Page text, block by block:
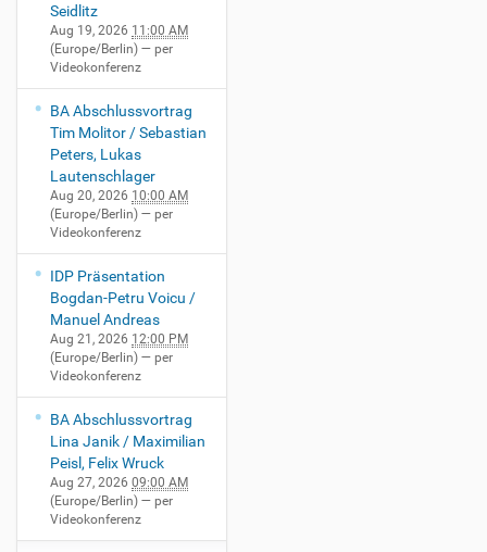
Seidlitz
Aug 19, 2026 11:00 AM
(Europe/Berlin) — per
Videokonferenz
BA Abschlussvortrag
Tim Molitor / Sebastian
Peters, Lukas
Lautenschlager
Aug 20, 2026 10:00 AM
(Europe/Berlin) — per
Videokonferenz
IDP Präsentation
Bogdan-Petru Voicu /
Manuel Andreas
Aug 21, 2026 12:00 PM
(Europe/Berlin) — per
Videokonferenz
BA Abschlussvortrag
Lina Janik / Maximilian
Peisl, Felix Wruck
Aug 27, 2026 09:00 AM
(Europe/Berlin) — per
Videokonferenz